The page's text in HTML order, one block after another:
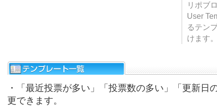
リポブ
User
るテン
けます
・「最近投票が多い」「投票数の多い」「更新日
更できます。